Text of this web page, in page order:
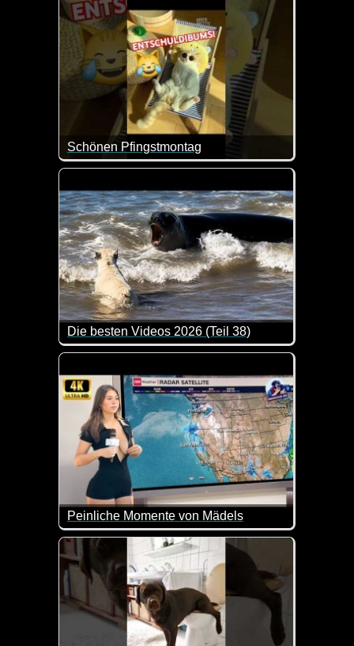
Schönen Pfingstmontag
Da muss ich der Katze doch tatsächlich recht
Die besten Videos 2026 (Teil 38)
Eine tolle Zusammenstellung von lustigen
Peinliche Momente von Mädels